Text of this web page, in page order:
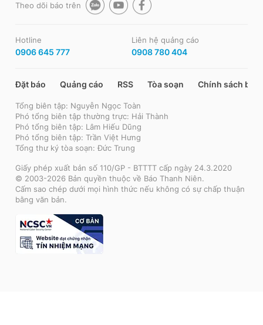
Theo dõi báo trên
Hotline
0906 645 777
Liên hệ quảng cáo
0908 780 404
Đặt báo Quảng cáo RSS Tòa soạn Chính sách bảo
Tổng biên tập: Nguyễn Ngọc Toàn
Phó tổng biên tập thường trực: Hải Thành
Phó tổng biên tập: Lâm Hiếu Dũng
Phó tổng biên tập: Trần Việt Hưng
Tổng thư ký tòa soạn: Đức Trung
Giấy phép xuất bản số 110/GP - BTTTT cấp ngày 24.3.2020
© 2003-2026 Bản quyền thuộc về Báo Thanh Niên.
Cấm sao chép dưới mọi hình thức nếu không có sự chấp thuận
bằng văn bản.